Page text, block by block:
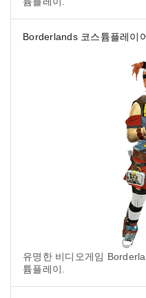
Borderlands 코스튬플레이
유명한 비디오게임
튬플레이.